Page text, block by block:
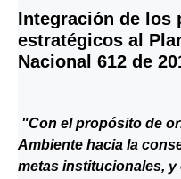
Integración de los
estratégicos al
Nacional 612 de
"Con el propósito de
Ambiente hacia la
metas institucionales,